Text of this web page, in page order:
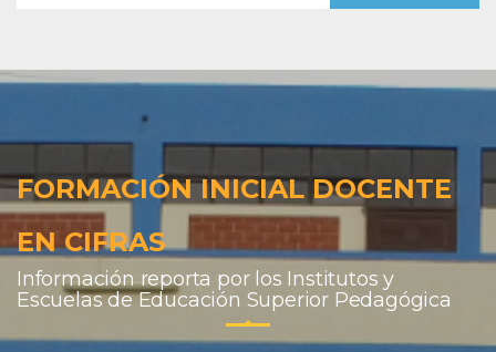
FORMACIÓN INICIAL DOCENTE
EN CIFRAS
Información reporta por los Institutos y
Escuelas de Educación Superior Pedagógica